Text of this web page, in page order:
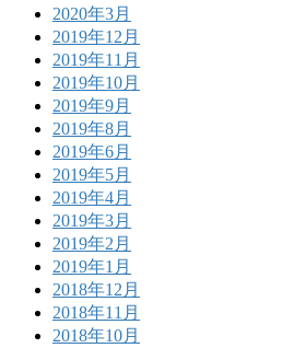
2020年3月
2019年12月
2019年11月
2019年10月
2019年9月
2019年8月
2019年6月
2019年5月
2019年4月
2019年3月
2019年2月
2019年1月
2018年12月
2018年11月
2018年10月